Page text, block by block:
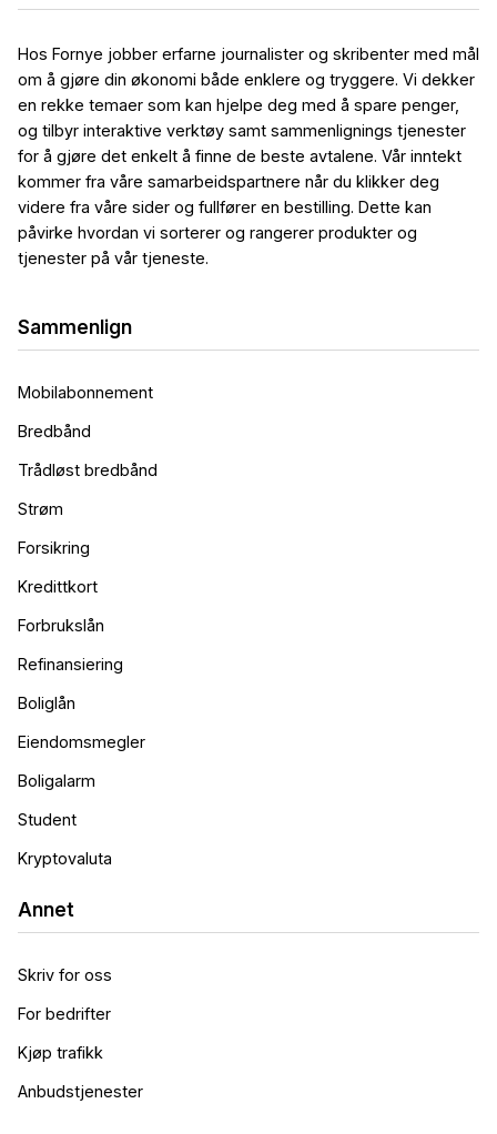
Hos Fornye jobber erfarne journalister og skribenter med mål
om å gjøre din økonomi både enklere og tryggere. Vi dekker
en rekke temaer som kan hjelpe deg med å spare penger,
og tilbyr interaktive verktøy samt sammenlignings tjenester
for å gjøre det enkelt å finne de beste avtalene. Vår inntekt
kommer fra våre samarbeidspartnere når du klikker deg
videre fra våre sider og fullfører en bestilling. Dette kan
påvirke hvordan vi sorterer og rangerer produkter og
tjenester på vår tjeneste.
Sammenlign
Mobilabonnement
Bredbånd
Trådløst bredbånd
Strøm
Forsikring
Kredittkort
Forbrukslån
Refinansiering
Boliglån
Eiendomsmegler
Boligalarm
Student
Kryptovaluta
Annet
Skriv for oss
For bedrifter
Kjøp trafikk
Anbudstjenester